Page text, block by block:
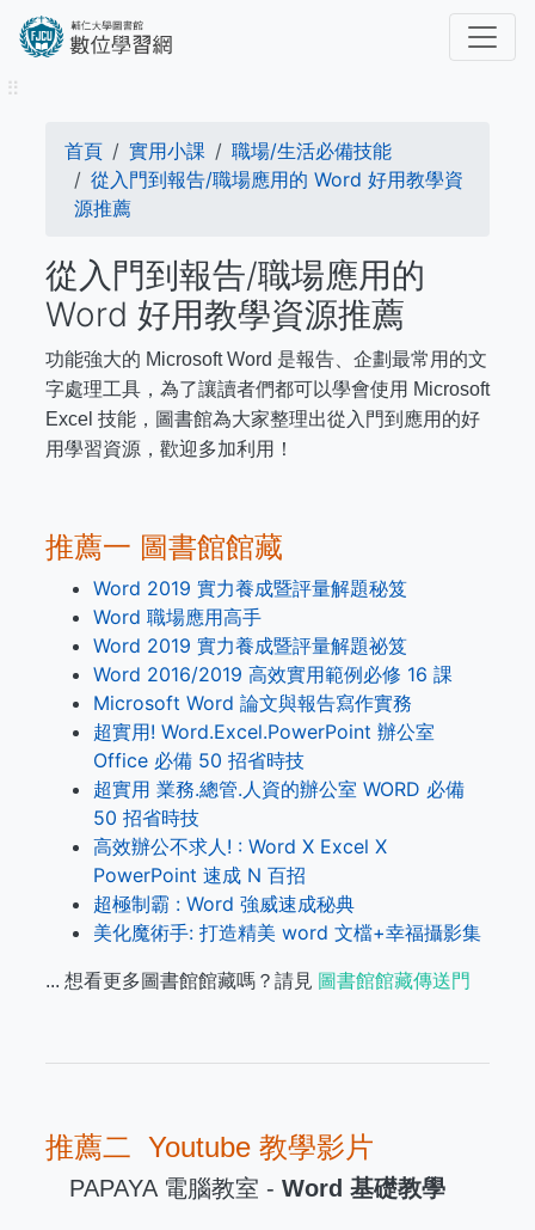
內
⠿
導
航
結
首頁 實用小課
職場/生活必備技能
從入門到報告/職場應用的 Word 好用教學資
源推薦
從入門到報告/職場應用的
Word 好用教學資源推薦
功能強大的 Microsoft Word 是報告、企劃最常用的文
字處理工具，為了讓讀者們都可以學會使用 Microsoft
Excel 技能，圖書館為大家整理出從入門到應用的好
用學習資源，歡迎多加利用！
推薦一 圖書館館藏
Word 2019 實力養成暨評量解題秘笈
Word 職場應用高手
Word 2019 實力養成暨評量解題祕笈
Word 2016/2019 高效實用範例必修 16 課
Microsoft Word 論文與報告寫作實務
超實用! Word.Excel.PowerPoint 辦公室
Office 必備 50 招省時技
超實用 業務.總管.人資的辦公室 WORD 必備
50 招省時技
高效辦公不求人! : Word X Excel X
PowerPoint 速成 N 百招
超極制霸 : Word 強威速成秘典
美化魔術手: 打造精美 word 文檔+幸福攝影集
... 想看更多圖書館館藏嗎？請見 圖書館館藏傳送門
推薦二 Youtube 教學影片
PAPAYA 電腦教室 - Word 基礎教學